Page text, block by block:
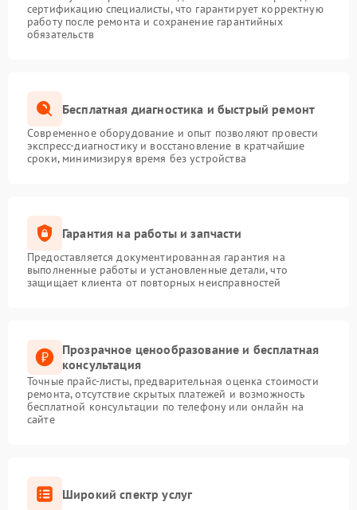
сертификацию специалисты, что гарантирует корректную
работу после ремонта и сохранение гарантийных
обязательств
Бесплатная диагностика и быстрый ремонт
Современное оборудование и опыт позволяют провести
экспресс-диагностику и восстановление в кратчайшие
сроки, минимизируя время без устройства
Гарантия на работы и запчасти
Предоставляется документированная гарантия на
выполненные работы и установленные детали, что
защищает клиента от повторных неисправностей
Прозрачное ценообразование и бесплатная
консультация
Точные прайс-листы, предварительная оценка стоимости
ремонта, отсутствие скрытых платежей и возможность
бесплатной консультации по телефону или онлайн на
сайте
Широкий спектр услуг